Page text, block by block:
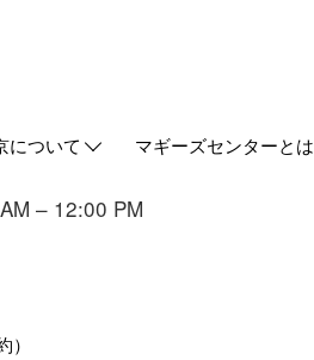
について マギーズセンターとは
– 12:00 PM
）